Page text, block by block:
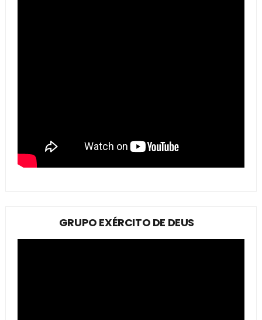
GRUPO EXÉRCITO DE DEUS